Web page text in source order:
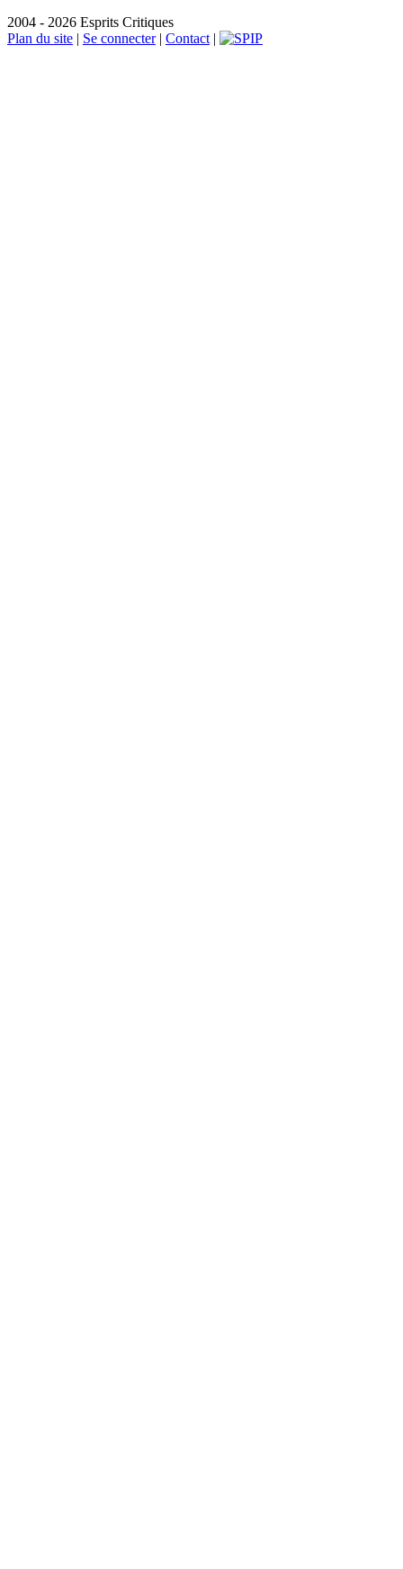
2004 - 2026 Esprits Critiques
Plan du site | Se connecter| Contact |